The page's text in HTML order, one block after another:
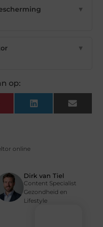
▼
▼
op:
LinkedIn Email
Dirk van Tiel
Content Specialist
Gezondheid en
Lifestyle
online